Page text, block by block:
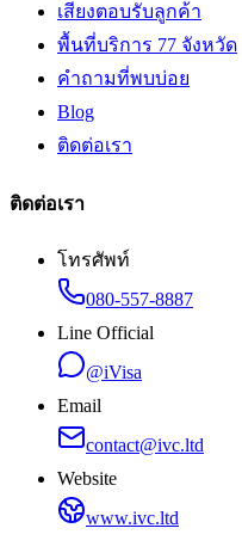
เสียงตอบรับลูกค้า
พื้นที่บริการ 77 จังหวัด
คำถามที่พบบ่อย
Blog
ติดต่อเรา
ติดต่อเรา
โทรศัพท์
080-557-8887
Line Official
@iVisa
Email
contact@ivc.ltd
Website
www.ivc.ltd